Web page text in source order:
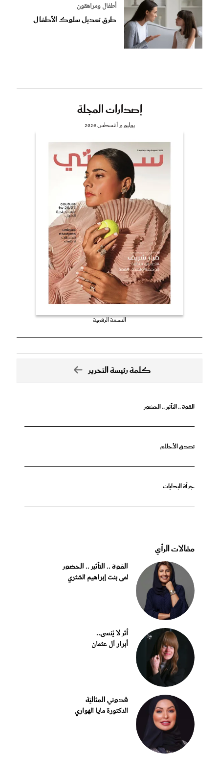
أطفال ومراهقون
طرق تعديل سلوك الأطفال
إصدارات المجلة
يوليو و أغسطس 2026
النسخة الرقمية
كلمة رئيسة التحرير
القوة .. التأثير .. الحضور
تصدق الأحلام
جرأة البدايات
مقالات الرأي
القوة .. التأثير .. الحضور
لمى بنت إبراهيم الشثري
أثر لا يُنسى..
أبرار آل عثمان
قدوتي المثاليّة
الدكتورة مايا الهواري